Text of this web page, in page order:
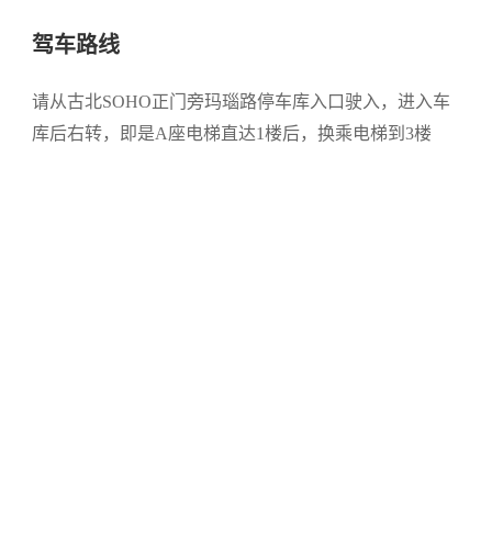
驾车路线
请从古北SOHO正门旁玛瑙路停车库入口驶入，进入车
库后右转，即是A座电梯直达1楼后，换乘电梯到3楼